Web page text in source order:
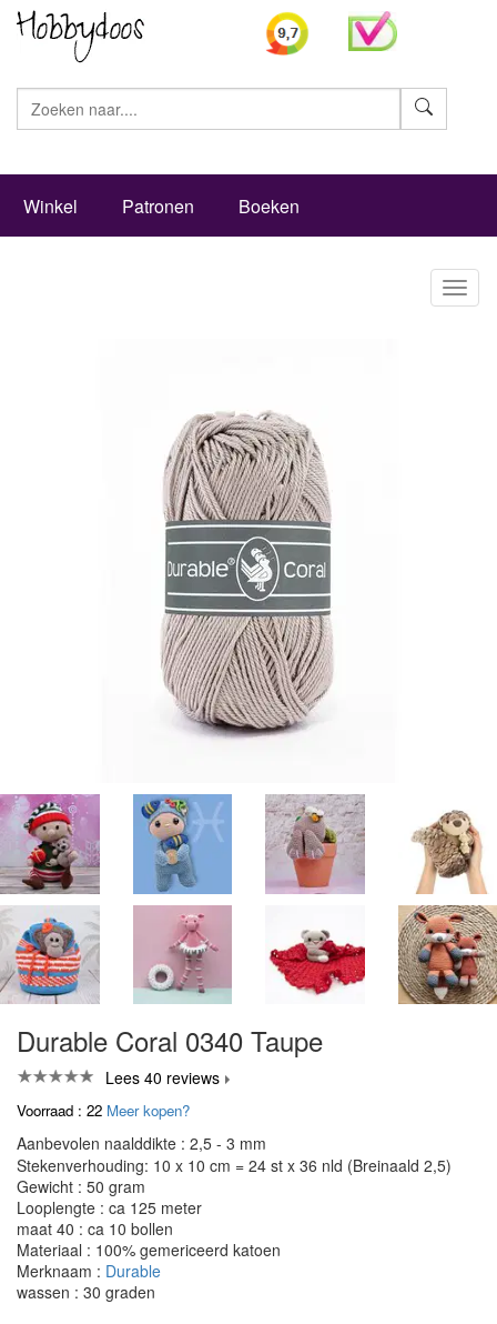
Winkel Patronen Boeken
Durable Coral 0340 Taupe
Lees 40 reviews
Voorraad : 22 Meer kopen?
Aanbevolen naalddikte : 2,5 - 3 mm
Stekenverhouding: 10 x 10 cm = 24 st x 36 nld (Breinaald 2,5)
Gewicht : 50 gram
Looplengte : ca 125 meter
maat 40 : ca 10 bollen
Materiaal : 100% gemericeerd katoen
Merknaam : Durable
wassen : 30 graden